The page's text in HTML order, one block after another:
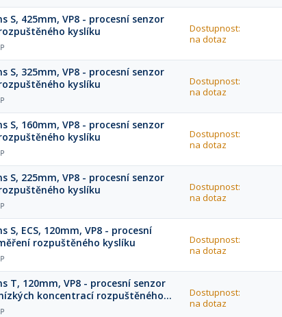
S, 425mm, VP8 - procesní senzor
kyslíku
Dostupnost:
na dotaz
S, 325mm, VP8 - procesní senzor
kyslíku
Dostupnost:
na dotaz
S, 160mm, VP8 - procesní senzor
kyslíku
Dostupnost:
na dotaz
S, 225mm, VP8 - procesní senzor
kyslíku
Dostupnost:
na dotaz
S, ECS, 120mm, VP8 - procesní
rozpuštěného kyslíku
Dostupnost:
na dotaz
T, 120mm, VP8 - procesní senzor
koncentrací rozpuštěného
Dostupnost:
na dotaz